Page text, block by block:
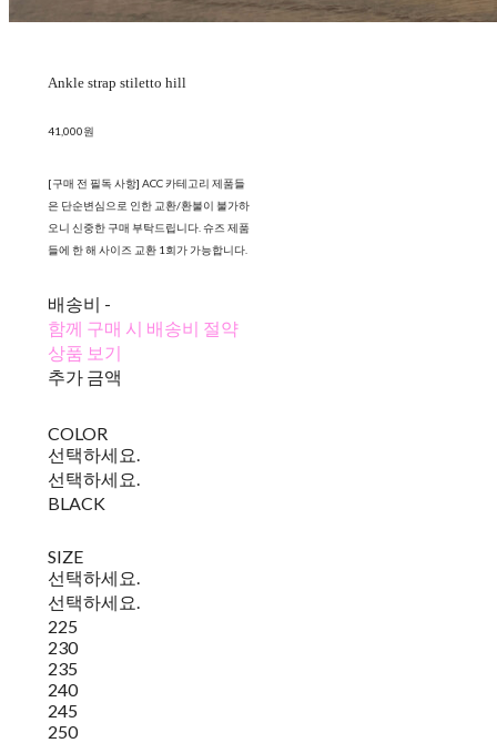
Ankle strap stiletto hill
41,000원
[구매 전 필독 사항] ACC 카테고리 제품들
은 단순변심으로 인한 교환/환불이 불가하
오니 신중한 구매 부탁드립니다. 슈즈 제품
들에 한 해 사이즈 교환 1회가 가능합니다.
배송비 -
함께 구매 시 배송비 절약
상품 보기
추가 금액
COLOR
선택하세요.
선택하세요.
BLACK
SIZE
선택하세요.
선택하세요.
225
230
235
240
245
250